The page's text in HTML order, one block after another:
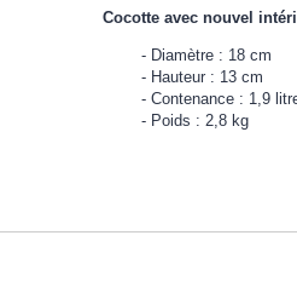
Cocotte avec nouvel
Diamètre : 18 cm
Hauteur : 13 cm
Contenance : 1,9
Poids : 2,8 kg